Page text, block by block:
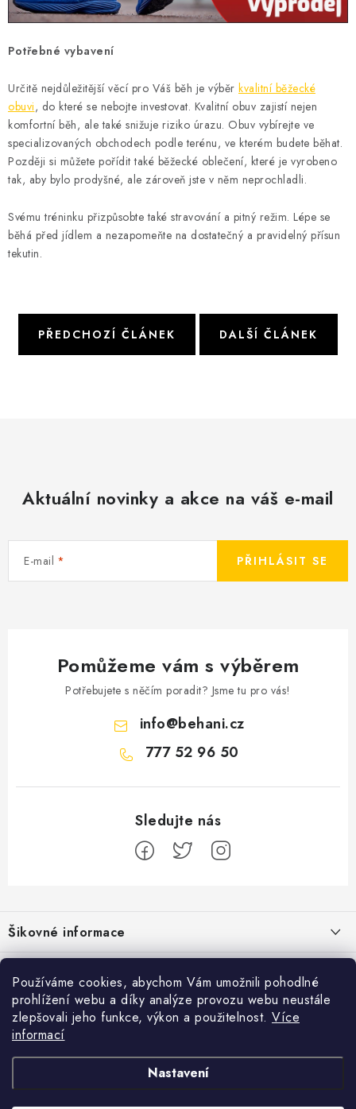
Používáme cookies, abychom Vám umožnili pohodlné
prohlížení webu a díky analýze provozu webu neustále
zlepšovali jeho funkce, výkon a použitelnost. Více
informací
Nastavení
NOVINKY INOV-8
OBLÍBENÉ DROBNOSTI
ZNAČKY
Ceník dopravy
Moje objednávka
Jak vyměnit nebo vrátit zboží
Jak reklamovat
Ochrana osobních údajů
Zásady používání souborů cookies
Kontakt
Potřebné vybavení
Určitě nejdůležitější věcí pro Váš běh je výběr kvalitní běžecké
obuvi, do které se nebojte investovat. Kvalitní obuv zajistí nejen
komfortní běh, ale také snižuje riziko úrazu. Obuv vybírejte ve
specializovaných obchodech podle terénu, ve kterém budete běhat.
Později si můžete pořídit také běžecké oblečení, které je vyrobeno
tak, aby bylo prodyšné, ale zároveň jste v něm neprochladli.
Svému tréninku přizpůsobte také stravování a pitný režim. Lépe se
běhá před jídlem a nezapomeňte na dostatečný a pravidelný přísun
tekutin.
PŘEDCHOZÍ ČLÁNEK DALŠÍ ČLÁNEK
Aktuální novinky a akce na váš e-mail
E-mail PŘIHLÁSIT SE
Pomůžeme vám s výběrem
Potřebujete s něčím poradit? Jsme tu pro vás!
info@behani.cz
777 52 96 50
á
p
a
Šikovné informace
Ceník dopravy
Moje objednávka
Jak vyměnit nebo vrátit zboží
Jak reklamovat
Běžecké zajímavosti
Proč jít běhat právě o víkendu?
Bolest holeně nemusí znamenat zánět okostice
Jak běhat s rychlejším parťákem
Přijímáme online platby
Facebook